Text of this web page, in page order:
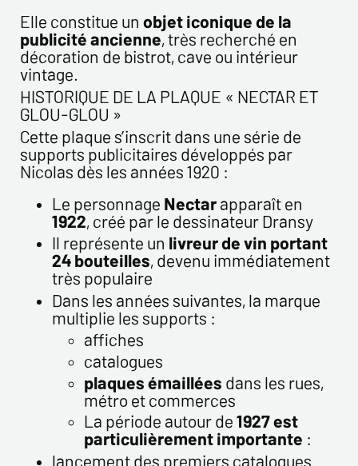
Envoyer
Elle constitue un objet iconique de la
publicité ancienne, très recherché en
décoration de bistrot, cave ou intérieur
vintage.
HISTORIQUE DE LA PLAQUE « NECTAR ET
GLOU-GLOU »
Cette plaque s’inscrit dans une série de
supports publicitaires développés par
Nicolas dès les années 1920 :
Le personnage Nectarapparaît en
1922, créé par le dessinateur Dransy
Il représente un livreur de vin portant
24 bouteilles, devenu immédiatement
très populaire
Dans les années suivantes, la marque
multiplie les supports :
affiches
catalogues
plaques émaillées dans les rues,
métro et commerces
La période autour de1927 est
particulièrement importante :
lancement des premiers catalogues